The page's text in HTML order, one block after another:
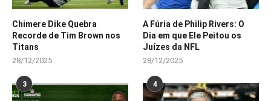
Chimere Dike Quebra
Recorde de Tim Brown nos
Titans
28/12/2025
A Fúria de Philip Rivers: O
Dia em que Ele Peitou os
Juízes da NFL
28/12/2025
3 4